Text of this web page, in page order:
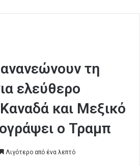
τη
ελεύθερο
και Μεξικό
ο Τραμπ
Λιγότερο από ένα λεπτό